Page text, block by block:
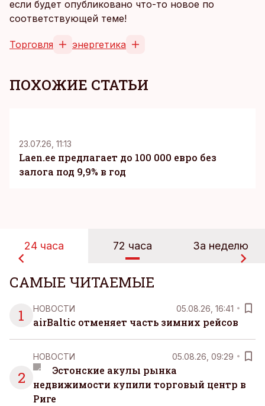
если будет опубликовано что-то новое по
соответствующей теме!
Торговля энергетика
ПОХОЖИЕ СТАТЬИ
23.07.26, 11:13
Laen.ee предлагает до 100 000 евро без
залога под 9,9% в год
24 часа 72 часа За неделю
САМЫЕ ЧИТАЕМЫЕ
1
НОВОСТИ 05.08.26, 16:41
airBaltic отменяет часть зимних рейсов
2
НОВОСТИ 05.08.26, 09:29
Эстонские акулы рынка
недвижимости купили торговый центр в
Риге